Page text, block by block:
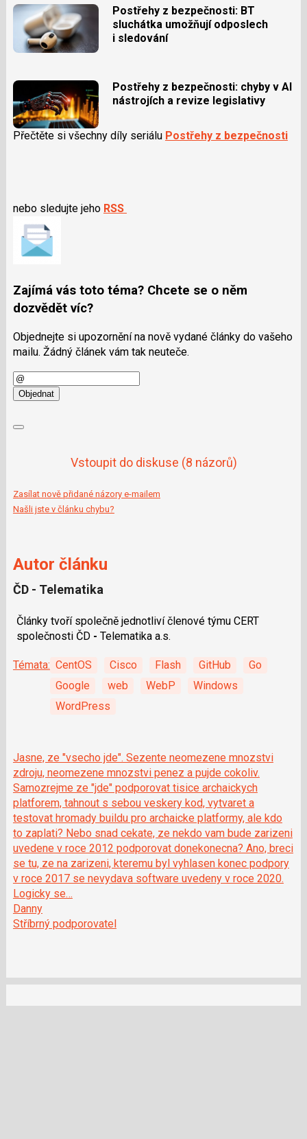
Postřehy z bezpečnosti: BT
sluchátka umožňují odposlech
i sledování
Postřehy z bezpečnosti: chyby v AI
nástrojích a revize legislativy
Přečtěte si všechny díly seriálu Postřehy z bezpečnosti
nebo sledujte jeho RSS
Zajímá vás toto téma? Chcete se o něm
dozvědět víc?
Objednejte si upozornění na nově vydané články do vašeho
mailu. Žádný článek vám tak neuteče.
E-
mail
Objednat
Vstoupit do diskuse (8 názorů)
Zasílat nově přidané názory e-mailem
Našli jste v článku chybu?
Autor článku
ČD - Telematika
Články tvoří společně jednotliví členové týmu CERT
společnosti ČD - Telematika a.s.
Témata: CentOS Cisco Flash GitHub
Go
Google
web WebP
Windows
WordPress
Jasne, ze "vsecho jde". Sezente neomezene mnozstvi
zdroju, neomezene mnozstvi penez a pujde cokoliv.
Samozrejme ze "jde" podporovat tisice archaickych
platforem, tahnout s sebou veskery kod, vytvaret a
testovat hromady buildu pro archaicke platformy, ale kdo
to zaplati? Nebo snad cekate, ze nekdo vam bude zarizeni
uvedene v roce 2012 podporovat donekonecna? Ano, breci
se tu, ze na zarizeni, kteremu byl vyhlasen konec podpory
v roce 2017 se nevydava software uvedeny v roce 2020.
Logicky se…
Danny
Stříbrný podporovatel